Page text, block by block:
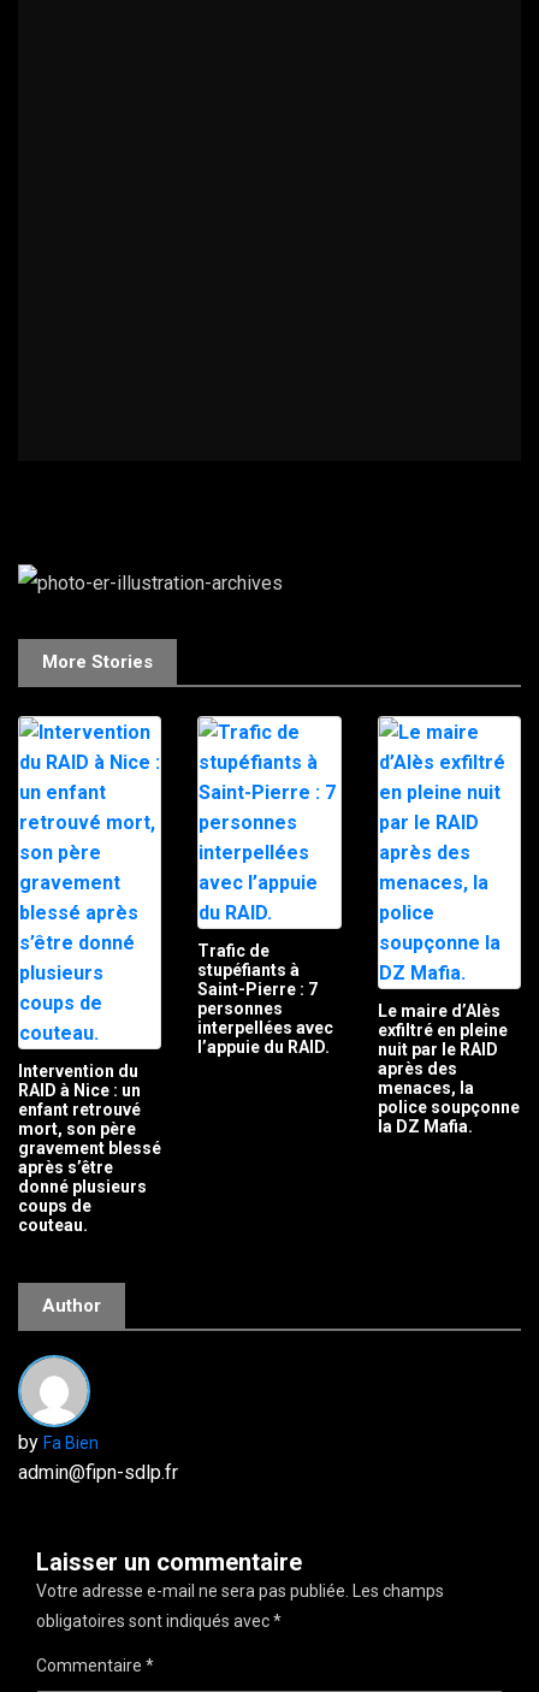
More Stories
Intervention du
RAID à Nice : un
enfant retrouvé
mort, son père
gravement blessé
après s’être
donné plusieurs
coups de
couteau.
Trafic de
stupéfiants à
Saint-Pierre : 7
personnes
interpellées avec
l’appuie du RAID.
Le maire d’Alès
exfiltré en pleine
nuit par le RAID
après des
menaces, la
police soupçonne
la DZ Mafia.
Author
by Fa Bien
admin@fipn-sdlp.fr
Laisser un commentaire
Votre adresse e-mail ne sera pas publiée. Les champs
obligatoires sont indiqués avec*
Commentaire *